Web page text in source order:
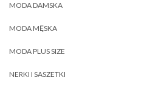
MODA DAMSKA
MODA MĘSKA
MODA PLUS SIZE
NERKI I SASZETKI